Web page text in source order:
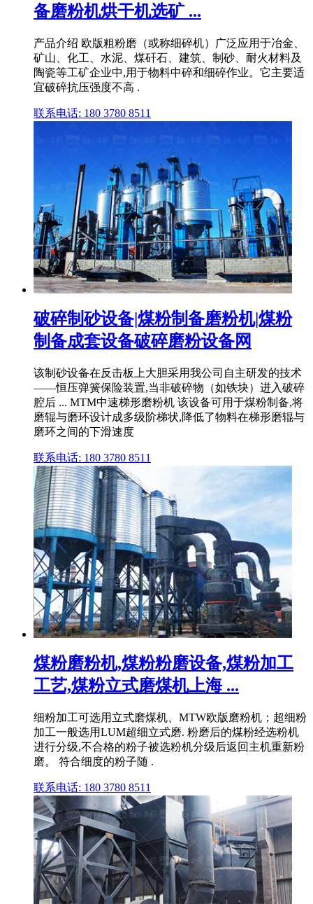
备磨粉机烘干机选矿 ...
产品介绍 欧版粗粉磨（或称细碎机）广泛应用于冶金、
矿山、化工、水泥、煤矸石、建筑、制砂、耐火材料及
陶瓷等工矿企业中,用于物料中碎和细碎作业。它主要适
宜破碎抗压强度不高 .
联系电话: 180 3780 8511
破碎制砂设备|煤粉制备磨粉机|煤粉
制备成套设备破碎磨粉设备网
该制砂设备在反击板上大胆采用我公司自主研发的技术
——恒压弹簧保险装置,当非破碎物（如铁块）进入破碎
腔后 ... MTM中速梯形磨粉机 该设备可用于煤粉制备,将
磨辊与磨环设计成多级阶梯状,降低了物料在梯形磨辊与
磨环之间的下滑速度
联系电话: 180 3780 8511
煤粉磨粉机,煤粉粉磨设备,煤粉加工
工艺,煤粉立式磨煤机上海 ...
细粉加工可选用立式磨煤机、MTW欧版磨粉机；超细粉
加工一般选用LUM超细立式磨. 粉磨后的煤粉经选粉机
进行分级,不合格的粉子被选粉机分级后返回主机重新粉
磨。 符合细度的粉子随 .
联系电话: 180 3780 8511